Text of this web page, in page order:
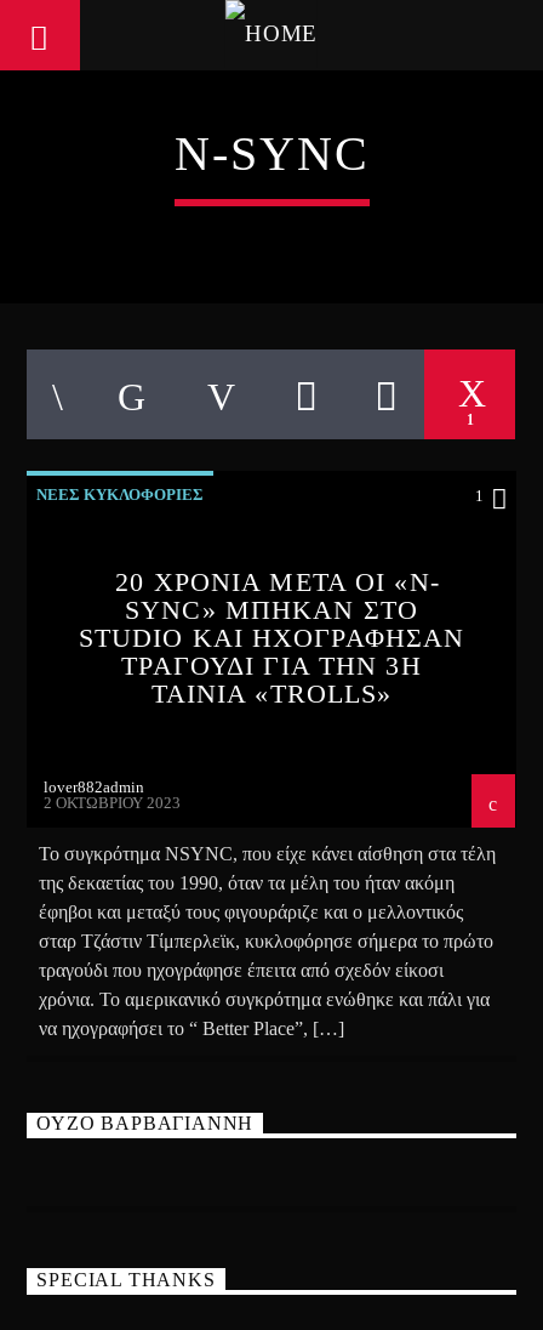
N-SYNC
1
ΝΕΕΣ ΚΥΚΛΟΦΟΡΙΕΣ 1
20 ΧΡΟΝΙΑ ΜΕΤΑ ΟΙ «N-
SYNC» ΜΠΗΚΑΝ ΣΤΟ
STUDIO ΚΑΙ ΗΧΟΓΡΑΦΗΣΑΝ
ΤΡΑΓΟΥΔΙ ΓΙΑ ΤΗΝ 3Η
ΤΑΙΝΙΑ «TROLLS»
lover882admin
2 ΟΚΤΩΒΡΊΟΥ 2023
Το συγκρότημα NSYNC, που είχε κάνει αίσθηση στα τέλη
της δεκαετίας του 1990, όταν τα μέλη του ήταν ακόμη
έφηβοι και μεταξύ τους φιγουράριζε και ο μελλοντικός
σταρ Τζάστιν Τίμπερλεϊκ, κυκλοφόρησε σήμερα το πρώτο
τραγούδι που ηχογράφησε έπειτα από σχεδόν είκοσι
χρόνια. Το αμερικανικό συγκρότημα ενώθηκε και πάλι για
να ηχογραφήσει το “ Better Place”, […]
ΟΥΖΟ ΒΑΡΒΑΓΙΑΝΝΗ
SPECIAL THANKS